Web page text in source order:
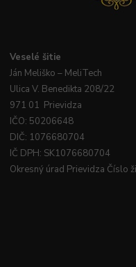
Veselé šitie
Ján Meliško – MeliTech
Ulica V. Benedikta 208/22
971 01 Prievidza
IČO: 50206648
DIČ: 1076680704
IČ DPH: SK1076680704
Okresný úrad Prievidza Číslo